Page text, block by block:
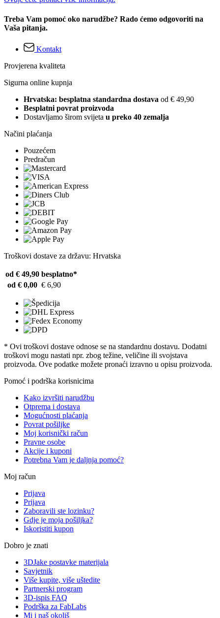
Treba Vam pomoć oko narudžbe? Rado ćemo odgovoriti na
Vaša pitanja.
Kontakt
Provjerena kvaliteta
Sigurna online kupnja
Hrvatska: besplatna standardna dostava od € 49,90
Besplatni povrat proizvoda
Dostavljamo širom svijeta u preko 40 zemalja
Načini plaćanja
Pouzećem
Predračun
Troškovi dostave za državu: Hrvatska
od € 49,90 besplatno*
od € 0,00 € 6,90
* Ovi troškovi dostave odnose se na standardnu ​​dostavu. Dodatni
troškovi mogu nastati npr. zbog težine, veličine ili svojstava
proizvoda. Ove podatke možete pronaći izravno u opisu proizvoda.
Pomoć i podrška korisnicima
Kako izvršiti narudžbu
Otprema i dostava
Mogućnosti plaćanja
Povrat pošiljke
Moj korisnički račun
Pravne osobe
Akcije i kuponi
Potrebna Vam je daljnja pomoć?
Moj račun
Prijava
Prijava
Zaboravili ste lozinku?
Gdje je moja pošiljka?
Iskoristiti kupon
Dobro je znati
3DJake postavke materijala
Savjetnik
Više kupite, više uštedite
Partnerski program
3D-ispis FAQ
Podrška za FabLabs
Mi i naš okoliš